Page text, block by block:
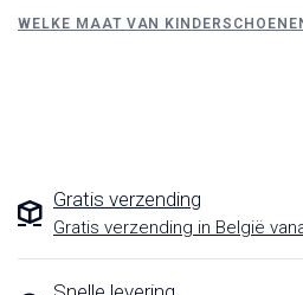
WELKE MAAT VAN
Gratis verzending
Gratis verzending in België